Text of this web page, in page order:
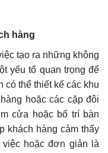
hàng
tạo ra những không
yếu tố quan trọng để
có thể thiết kế các khu
hoặc các cặp đôi
cửa hoặc bố trí bàn
khách hàng cảm thấy
hoặc đơn giản là